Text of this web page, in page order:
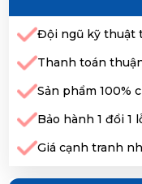
Đội ngũ kỹ thuật
Thanh toán
Sản phẩm 100%
Bảo hành 1 đổi 1
Giá cạnh tranh